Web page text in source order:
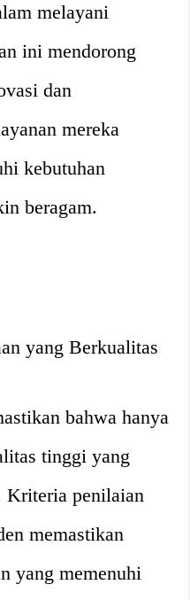
melayani
ini mendorong
dan
mereka
kebutuhan
beragam.
yang Berkualitas
bahwa hanya
tinggi yang
Kriteria penilaian
memastikan
yang memenuhi